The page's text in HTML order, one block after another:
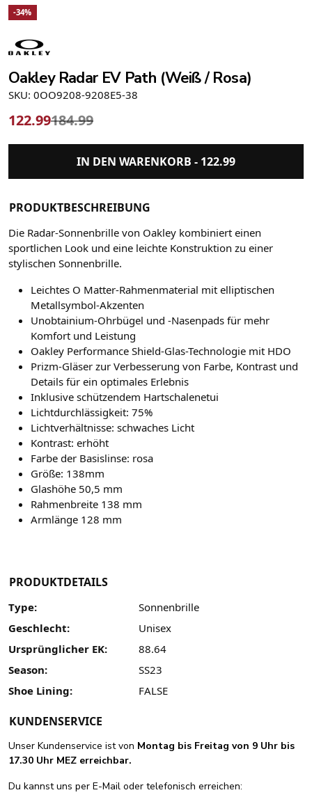
-34%
Oakley Radar EV Path (Weiß / Rosa)
SKU: 0OO9208-9208E5-38
122.99184.99
IN DEN WARENKORB - 122.99
PRODUKTBESCHREIBUNG
Die Radar-Sonnenbrille von Oakley kombiniert einen
sportlichen Look und eine leichte Konstruktion zu einer
stylischen Sonnenbrille.
Leichtes O Matter-Rahmenmaterial mit elliptischen
Metallsymbol-Akzenten
Unobtainium-Ohrbügel und -Nasenpads für mehr
Komfort und Leistung
Oakley Performance Shield-Glas-Technologie mit HDO
Prizm-Gläser zur Verbesserung von Farbe, Kontrast und
Details für ein optimales Erlebnis
Inklusive schützendem Hartschalenetui
Lichtdurchlässigkeit: 75%
Lichtverhältnisse: schwaches Licht
Kontrast: erhöht
Farbe der Basislinse: rosa
Größe: 138mm
Glashöhe 50,5 mm
Rahmenbreite 138 mm
Armlänge 128 mm
PRODUKTDETAILS
Type:
Sonnenbrille
Geschlecht:
Unisex
Ursprünglicher EK:
88.64
Season:
SS23
Shoe Lining:
FALSE
KUNDENSERVICE
Unser Kundenservice ist von Montag bis Freitag von 9 Uhr bis
17.30 Uhr MEZ erreichbar.
Du kannst uns per E-Mail oder telefonisch erreichen: